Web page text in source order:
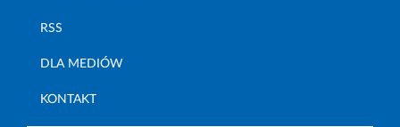
RSS
DLA MEDIÓW
KONTAKT